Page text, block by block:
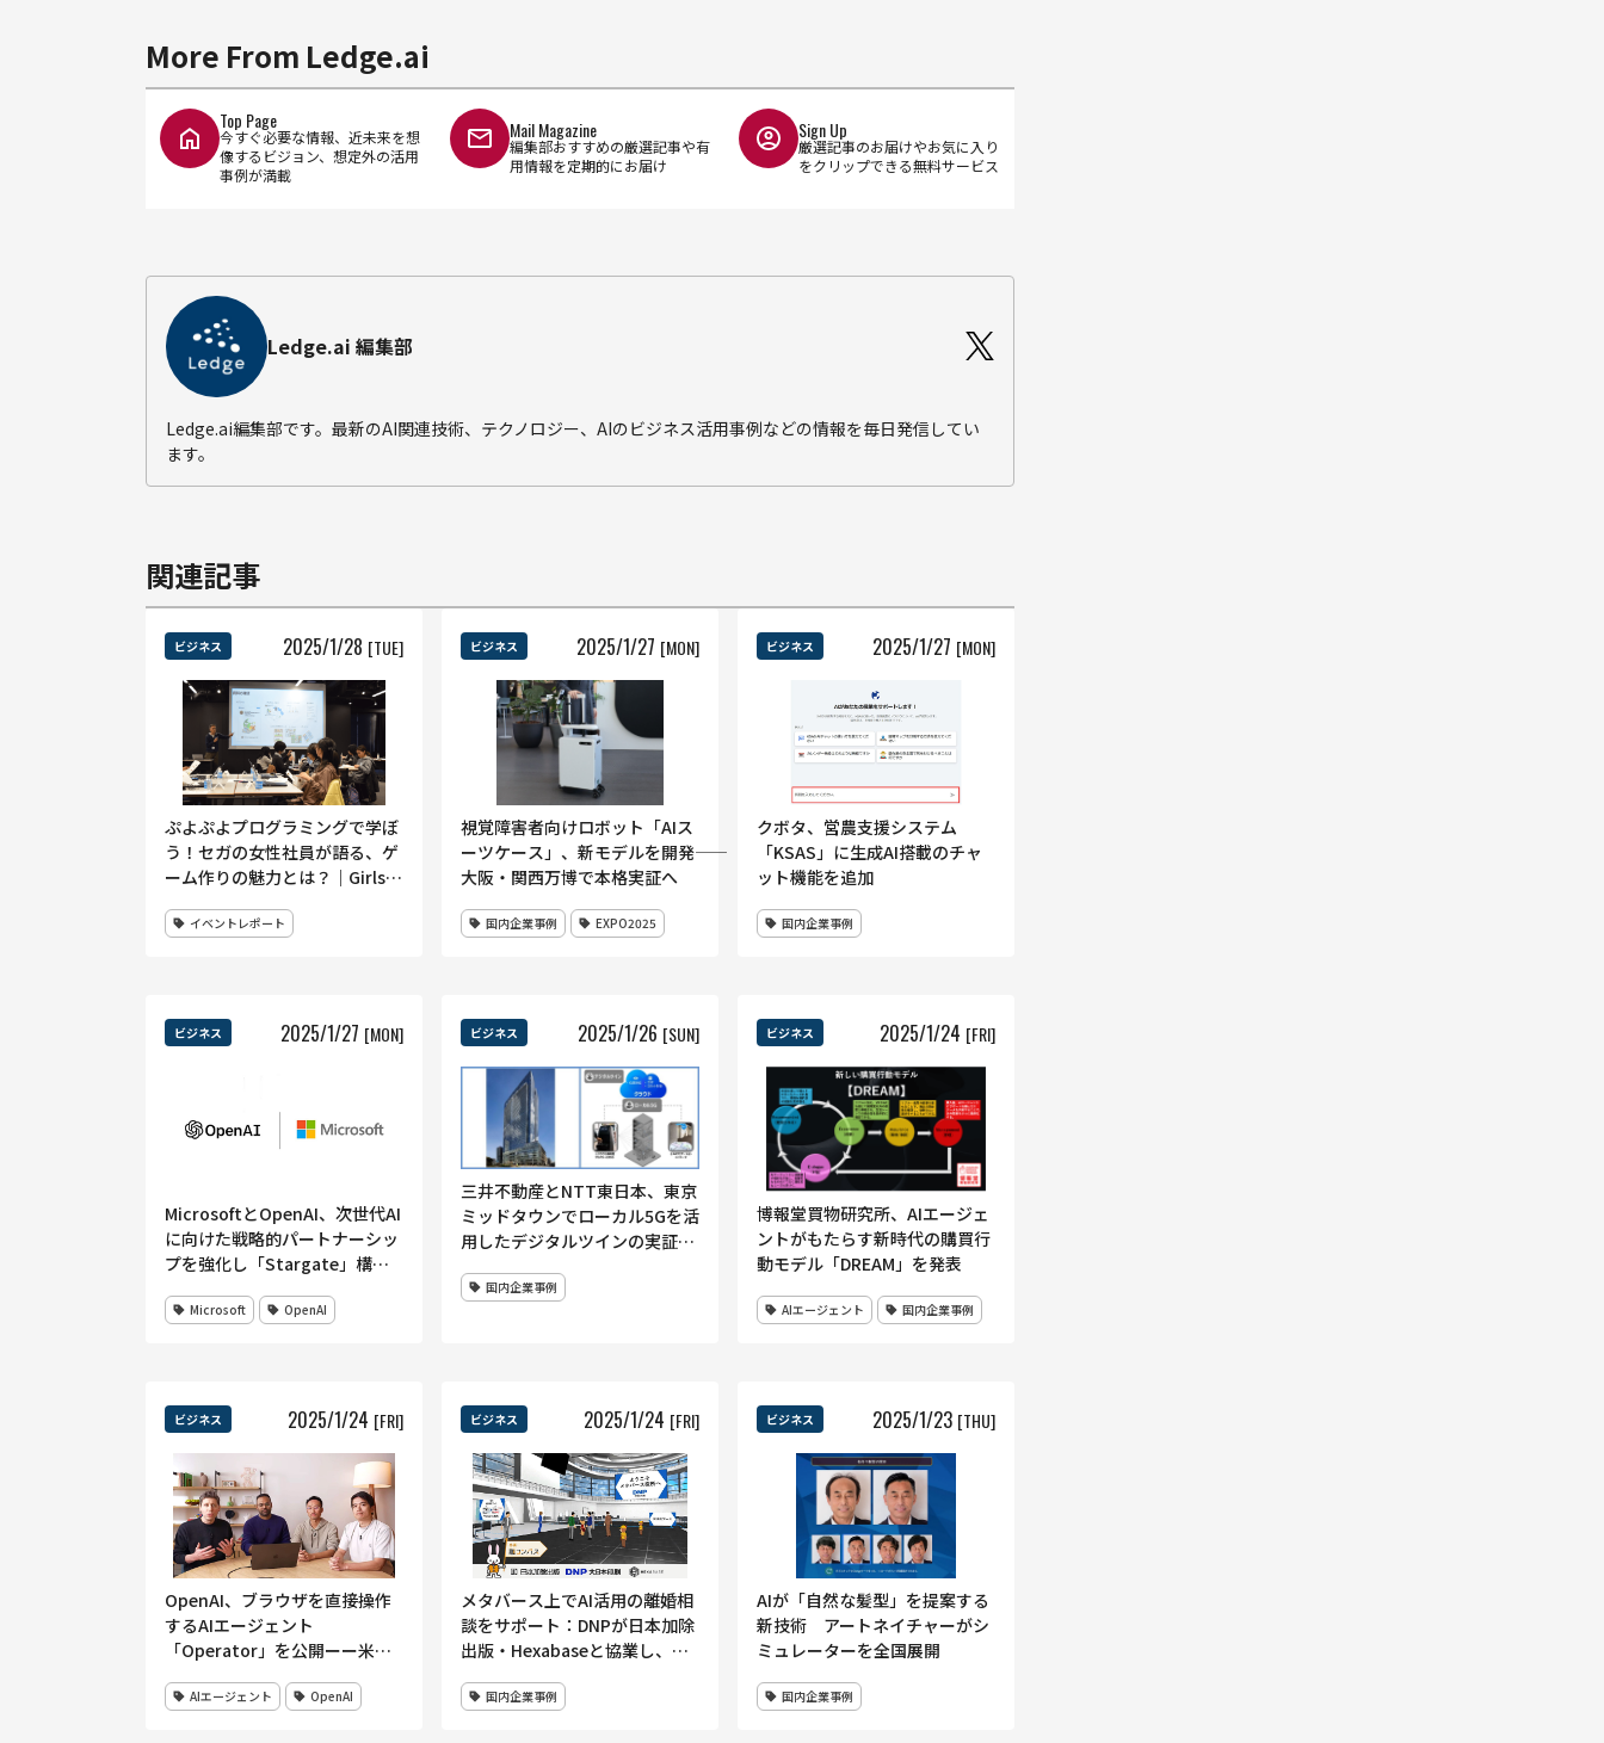
More From Ledge.ai
Top Page
今すぐ必要な情報、近未来を想
像するビジョン、想定外の活用
事例が満載
Mail Magazine
編集部おすすめの厳選記事や有
用情報を定期的にお届け
Sign Up
厳選記事のお届けやお気に入り
をクリップできる無料サービス
Ledge.ai 編集部
Ledge.ai編集部です。最新のAI関連技術、テクノロジー、AIのビジネス活用事例などの情報を毎日発信してい
ます。
関連記事
ビジネス 2025/1/28 [TUE]
ぷよぷよプログラミングで学ぼ
う！セガの女性社員が語る、ゲ
ーム作りの魅力とは？｜Girls
験しよう〜 イベントレポート
イベントレポート
ビジネス 2025/1/27 [MON]
視覚障害者向けロボット「AIス
ーツケース」、新モデルを開発――
大阪・関西万博で本格実証へ
国内企業事例 EXPO2025
ビジネス 2025/1/27 [MON]
クボタ、営農支援システム
「KSAS」に生成AI搭載のチャ
ット機能を追加
国内企業事例
ビジネス 2025/1/27 [MON]
MicrosoftとOpenAI、次世代AI
に向けた戦略的パートナーシッ
プを強化し「Stargate」構想
ウドからの容量確保を認める内
Microsoft OpenAI
ビジネス 2025/1/26 [SUN]
三井不動産とNTT東日本、東京
ミッドタウンでローカル5Gを活
用したデジタルツインの実証を
国内企業事例
ビジネス 2025/1/24 [FRI]
博報堂買物研究所、AIエージェ
ントがもたらす新時代の購買行
動モデル「DREAM」を発表
AIエージェント 国内企業事例
ビジネス 2025/1/24 [FRI]
OpenAI、ブラウザを直接操作
するAIエージェント
「Operator」を公開ーー米国
レビューとして提供開始
AIエージェント OpenAI
ビジネス 2025/1/24 [FRI]
メタバース上でAI活用の離婚相
談をサポート：DNPが日本加除
出版・Hexabaseと協業し、新
国内企業事例
ビジネス 2025/1/23 [THU]
AIが「自然な髪型」を提案する
新技術 アートネイチャーがシ
ミュレーターを全国展開
国内企業事例